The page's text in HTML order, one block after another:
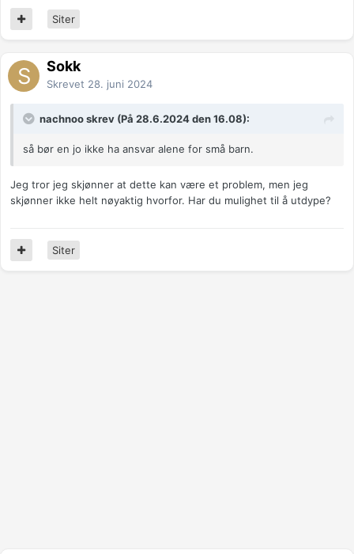
Siter
Sokk
Skrevet 28. juni 2024
nachnoo skrev (På 28.6.2024 den 16.08):
så bør en jo ikke ha ansvar alene for små barn.
Jeg tror jeg skjønner at dette kan være et problem, men jeg
skjønner ikke helt nøyaktig hvorfor. Har du mulighet til å utdype?
Siter